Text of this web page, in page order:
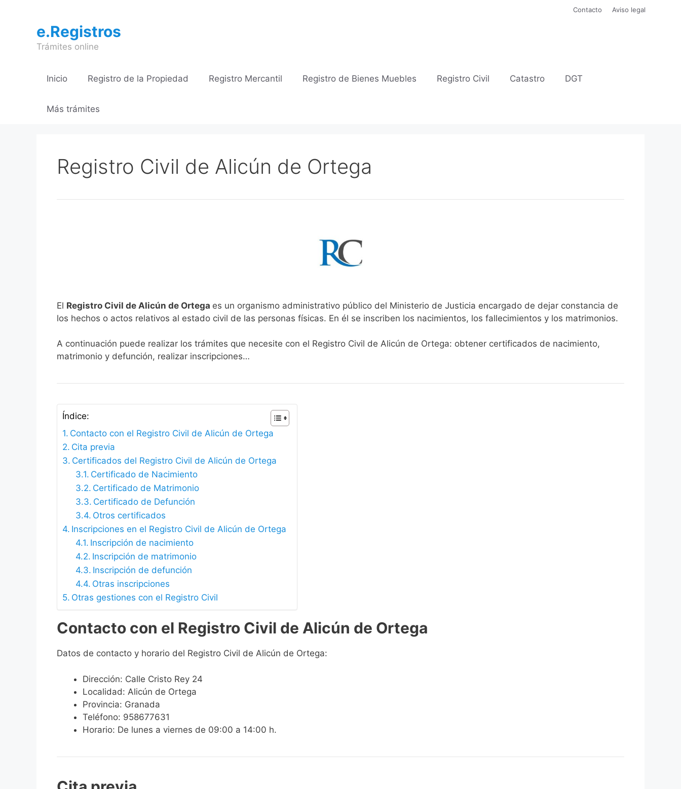
contenido
Contacto Aviso legal
e.Registros
Trámites online
Inicio Registro de la Propiedad Registro Mercantil Registro de Bienes Muebles Registro Civil Catastro DGT
Más trámites
Registro Civil de Alicún de Ortega
El Registro Civil de Alicún de Ortega es un organismo administrativo público del Ministerio de Justicia encargado de dejar constancia de
los hechos o actos relativos al estado civil de las personas físicas. En él se inscriben los nacimientos, los fallecimientos y los matrimonios.
A continuación puede realizar los trámites que necesite con el Registro Civil de Alicún de Ortega: obtener certificados de nacimiento,
matrimonio y defunción, realizar inscripciones…
Índice:
Contacto con el Registro Civil de Alicún de Ortega
Cita previa
Certificados del Registro Civil de Alicún de Ortega
Certificado de Nacimiento
Certificado de Matrimonio
Certificado de Defunción
Otros certificados
Inscripciones en el Registro Civil de Alicún de Ortega
Inscripción de nacimiento
Inscripción de matrimonio
Inscripción de defunción
Otras inscripciones
Otras gestiones con el Registro Civil
Contacto con el Registro Civil de Alicún de Ortega
Datos de contacto y horario del Registro Civil de Alicún de Ortega:
Dirección: Calle Cristo Rey 24
Localidad: Alicún de Ortega
Provincia: Granada
Teléfono: 958677631
Horario: De lunes a viernes de 09:00 a 14:00 h.